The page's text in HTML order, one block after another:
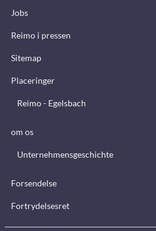
Jobs
Reimo i pressen
Sitemap
Placeringer
Reimo - Egelsbach
om os
Unternehmensgeschichte
Forsendelse
Fortrydelsesret